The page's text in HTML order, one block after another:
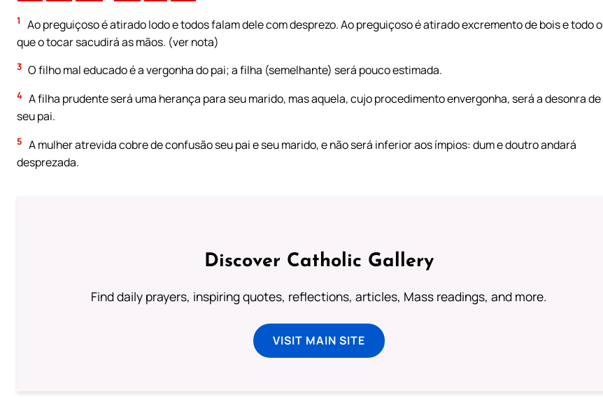
1
Ao preguiçoso é atirado lodo e todos falam dele com desprezo. Ao preguiçoso é atirado excremento de bois e todo o
que o tocar sacudirá as mãos. (ver nota)
3 O filho mal educado é a vergonha do pai; a filha (semelhante) será pouco estimada.
4 A filha prudente será uma herança para seu marido, mas aquela, cujo procedimento envergonha, será a desonra de
seu pai.
5 A mulher atrevida cobre de confusão seu pai e seu marido, e não será inferior aos ímpios: dum e doutro andará
desprezada.
Discover Catholic Gallery
Find daily prayers, inspiring quotes, reflections, articles, Mass readings, and more.
VISIT MAIN SITE